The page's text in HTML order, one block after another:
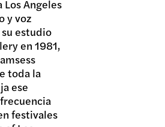
Angeles
y voz
estudio
en 1981,
toda la
ese
festivales